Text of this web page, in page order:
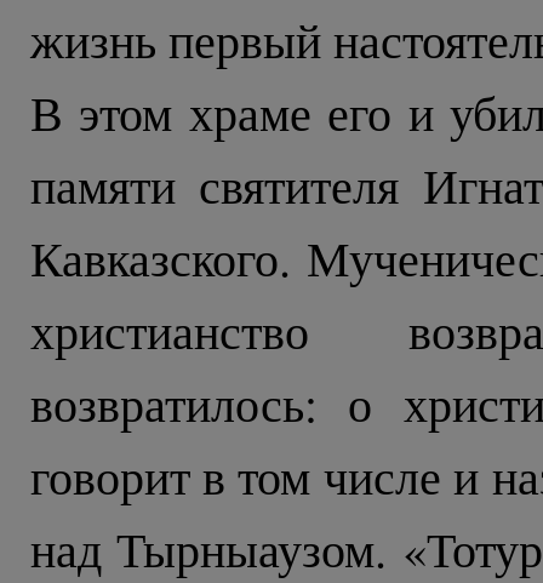
жизнь первый
В этом храме его и
памяти святителя
Кавказского.
христианство
возвратилось: о
говорит в том числе и
над Тырныаузом.